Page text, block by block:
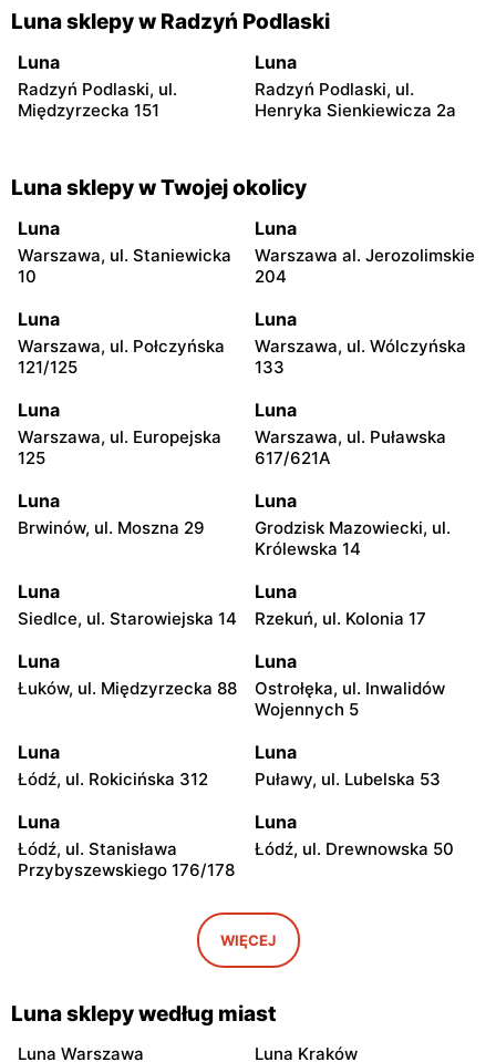
Luna sklepy w Radzyń Podlaski
Luna
Radzyń Podlaski, ul.
Międzyrzecka 151
Luna
Radzyń Podlaski, ul.
Henryka Sienkiewicza 2a
Luna sklepy w Twojej okolicy
Luna
Warszawa, ul. Staniewicka
10
Luna
Warszawa al. Jerozolimskie
204
Luna
Warszawa, ul. Połczyńska
121/125
Luna
Warszawa, ul. Wólczyńska
133
Luna
Warszawa, ul. Europejska
125
Luna
Warszawa, ul. Puławska
617/621A
Luna
Brwinów, ul. Moszna 29
Luna
Grodzisk Mazowiecki, ul.
Królewska 14
Luna
Siedlce, ul. Starowiejska 14
Luna
Rzekuń, ul. Kolonia 17
Luna
Łuków, ul. Międzyrzecka 88
Luna
Ostrołęka, ul. Inwalidów
Wojennych 5
Luna
Łódź, ul. Rokicińska 312
Luna
Puławy, ul. Lubelska 53
Luna
Łódź, ul. Stanisława
Przybyszewskiego 176/178
Luna
Łódź, ul. Drewnowska 50
Henryka Sienkiewicza 2a
Luna
Radzyń Podlaski, ul.
Międzyrzecka 151
Międzyrzec Podlaski, ul.
Jelnicka 2
Luna
WIĘCEJ
Luna sklepy według miast
Luna Warszawa
Luna Kraków